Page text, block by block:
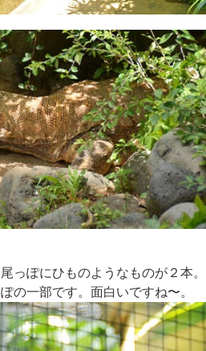
っぽにひものようなものが２本。
の一部です。面白いですね〜。